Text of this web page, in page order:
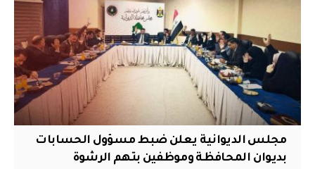
مجلس الديوانية يعلن ضبط مسؤول الحسابات
بديوان المحافظة وموظفين بتهم الرشوة